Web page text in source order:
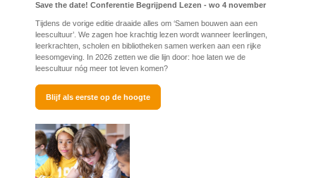
Save the date! Conferentie Begrijpend Lezen - wo 4 november
Tijdens de vorige editie draaide alles om ‘Samen bouwen aan een
leescultuur’. We zagen hoe krachtig lezen wordt wanneer leerlingen,
leerkrachten, scholen en bibliotheken samen werken aan een rijke
leesomgeving. In 2026 zetten we die lijn door: hoe laten we de
leescultuur nóg meer tot leven komen?
Blijf als eerste op de hoogte